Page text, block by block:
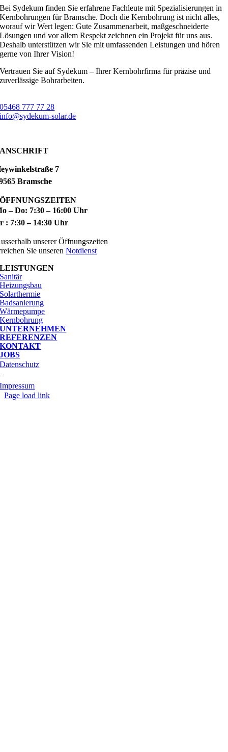
Bei Sydekum finden Sie erfahrene Fachleute mit Spezialisierungen in
Kernbohrungen für Bramsche. Doch die Kernbohrung ist nicht alles,
worauf wir Wert legen: Gute Zusammenarbeit, maßgeschneiderte
Lösungen und vor allem Respekt zeichnen ein Projekt für uns aus.
Deshalb unterstützen wir Sie mit umfassenden Leistungen und hören
gerne von Ihrer Vision!
Vertrauen Sie auf Sydekum – Ihrer Kernbohrfirma für präzise und
zuverlässige Bohrarbeiten.
05468 777 77 28
info@sydekum-solar.de
ANSCHRIFT
7
Bramsche
ÖFFNUNGSZEITEN
– Do: 7:30 – 16:00 Uhr
: 7:30 – 14:30 Uhr
unserer Öffnungszeiten
Sie unserenNotdienst
LEISTUNGEN
Sanitär
Heizungsbau
Solarthermie
Badsanierung
Wärmepumpe
Kernbohrung
UNTERNEHMEN
REFERENZEN
KONTAKT
JOBS
Datenschutz
–
Impressum
Page load link